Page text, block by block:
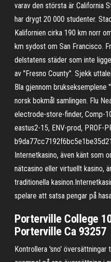
varav den största är California
har drygt 20 000 studenter.
Kalifornien cirka 190 km norr
km sydost om San Francisco.
delstatens städer som inte
av "Fresno County". Sjekk
Bla gjennom brukseksemplene
norsk bokmål samlingen. Flu
electrode-store-finder, Comp-
eastus2-15, ENV-prod, PROF-
Internetkasino, även känt som
nätcasino eller virtuellt kasino,
traditionella
spelare att satsa pengar på
Porterville College
Porterville Ca 93257
Kontrollera 'sno' översättningar